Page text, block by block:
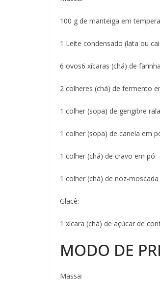
100 g de manteiga em
1 Leite condensado (lata ou
6 ovos6 xícaras (chá) de
2 colheres (chá) de fermento
1 colher (sopa) de gengibre
1 colher (sopa) de canela em
1 colher (chá) de cravo em pó
1 colher (chá) de noz-moscada
Glacê:
1 xícara (chá) de açúcar de
MODO DE
Massa: